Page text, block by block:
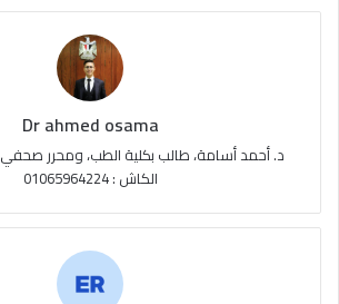
ع
R
S
S
Dr ahmed osama
د. أحمد أسامة، طالب بكلية الطب، ومحرر صحفي
الكاش : 01065964224